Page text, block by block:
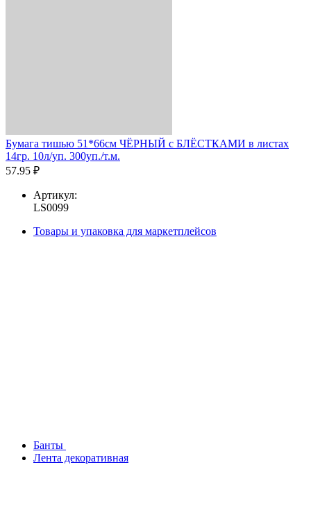
Бумага тишью 51*66см ЧЁРНЫЙ с БЛЁСТКАМИ в листах
14гр. 10л/уп. 300уп./т.м.
57.95 ₽
Артикул:
LS0099
Товары и упаковка для маркетплейсов
Банты
Лента декоративная